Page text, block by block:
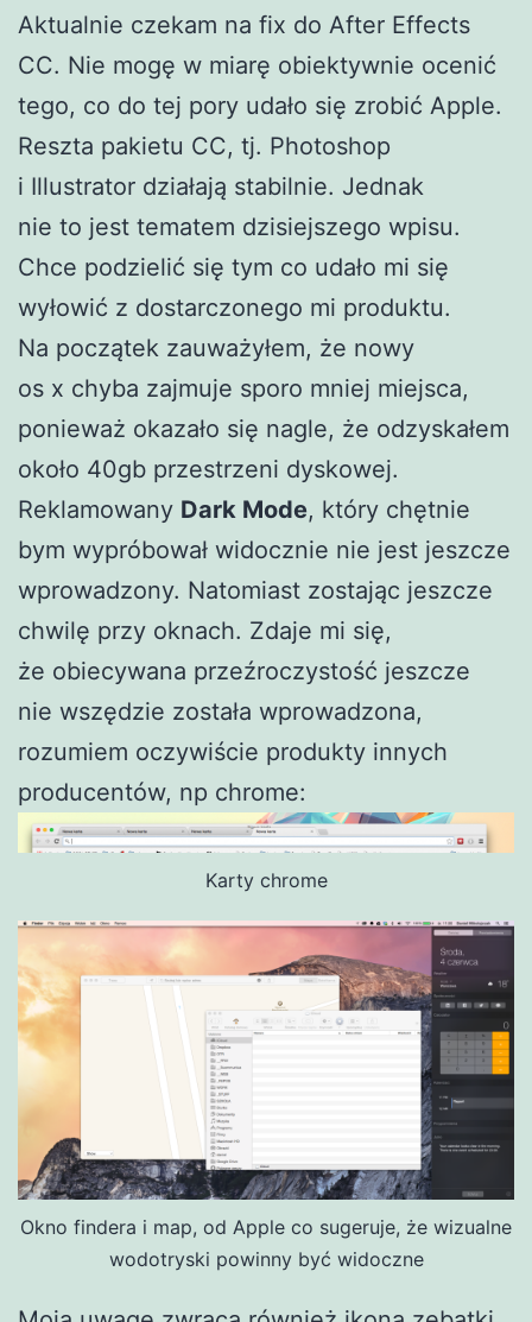
Aktualnie czekam na fix do After Effects
CC. Nie mogę w miarę obiektywnie ocenić
tego, co do tej pory udało się zrobić Apple.
Reszta pakietu CC, tj. Photoshop
i Illustrator działają stabilnie. Jednak
nie to jest tematem dzisiejszego wpisu.
Chce podzielić się tym co udało mi się
wyłowić z dostarczonego mi produktu.
Na początek zauważyłem, że nowy
os x chyba zajmuje sporo mniej miejsca,
ponieważ okazało się nagle, że odzyskałem
około 40gb przestrzeni dyskowej.
Reklamowany Dark Mode, który chętnie
bym wypróbował widocznie nie jest jeszcze
wprowadzony. Natomiast zostając jeszcze
chwilę przy oknach. Zdaje mi się,
że obiecywana przeźroczystość jeszcze
nie wszędzie została wprowadzona,
rozumiem oczywiście produkty innych
producentów, np chrome:
Karty chrome
Okno findera i map, od Apple co sugeruje, że wizualne
wodotryski powinny być widoczne